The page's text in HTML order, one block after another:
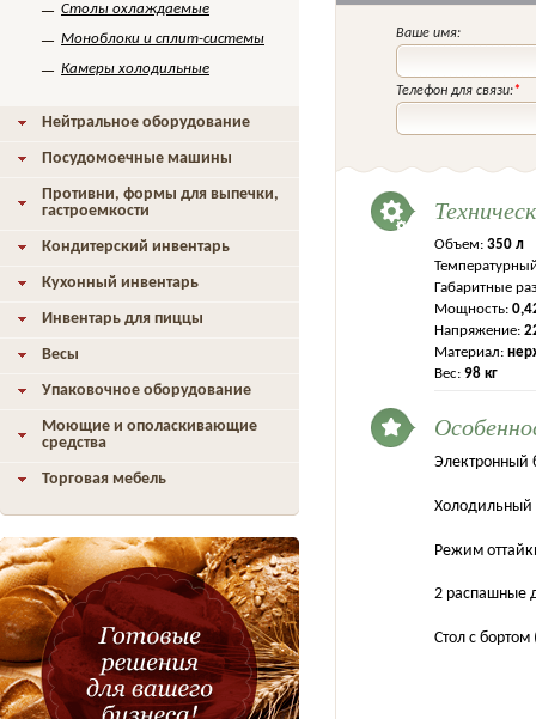
Ваше имя:
Телефон для связи:*
Объем: 350 л
Габаритные
Мощность:
Напряжение:
Материал:
Вес: 98 кг
Электронный
Холодильный
Режим
2 распашные
Стол с
Столы охлаждаемые
Моноблоки и сплит-системы
Камеры холодильные
Нейтральное оборудование
Посудомоечные машины
Противни, формы для выпечки,
гастроемкости
Кондитерский инвентарь
Кухонный инвентарь
Инвентарь для пиццы
Весы
Упаковочное оборудование
Моющие и ополаскивающие
средства
Торговая мебель